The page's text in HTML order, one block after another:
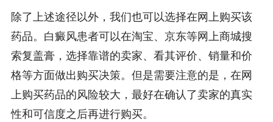
除了上述途径以外，我们也可以选择在网上购买该
药品。白癜风患者可以在淘宝、京东等网上商城搜
索复盖膏，选择靠谱的卖家、看其评价、销量和价
格等方面做出购买决策。但是需要注意的是，在网
上购买药品的风险较大，最好在确认了卖家的真实
性和可信度之后再进行购买。